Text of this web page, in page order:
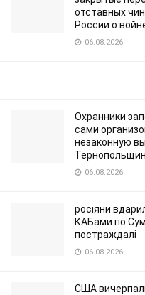
отставных
России о
06.08.2026
Охранники
сами
незаконную
06.08.2026
росіяни
КАБами по
постраждалі
06.08.2026
США